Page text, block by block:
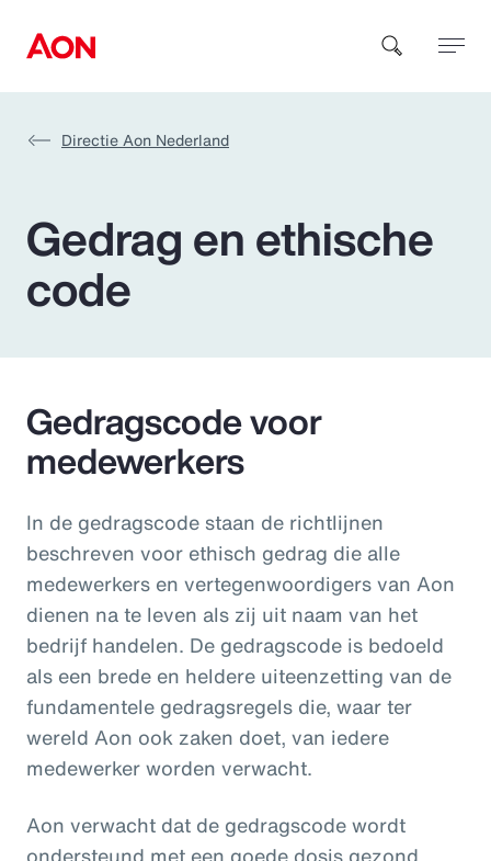
How can we help you?
Insurance
Benefits
Pay Transparency
Parametrics
Risk Management
Directie Aon Nederland
Gedrag en ethische
code
Gedragscode voor
medewerkers
In de gedragscode staan de richtlijnen
beschreven voor ethisch gedrag die alle
medewerkers en vertegenwoordigers van Aon
dienen na te leven als zij uit naam van het
bedrijf handelen. De gedragscode is bedoeld
als een brede en heldere uiteenzetting van de
fundamentele gedragsregels die, waar ter
wereld Aon ook zaken doet, van iedere
medewerker worden verwacht.
Aon verwacht dat de gedragscode wordt